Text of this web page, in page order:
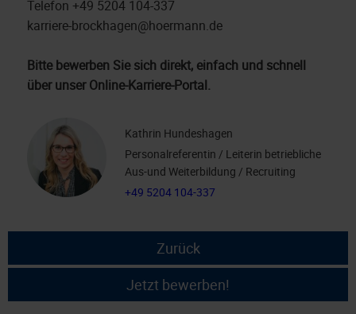
Telefon +49 5204 104-337
karriere-brockhagen@hoermann.de
Bitte bewerben Sie sich direkt, einfach und schnell
über unser Online-Karriere-Portal.
Kathrin Hundeshagen
Personalreferentin / Leiterin betriebliche
Aus-und Weiterbildung / Recruiting
+49 5204 104-337
Zurück
Jetzt bewerben!